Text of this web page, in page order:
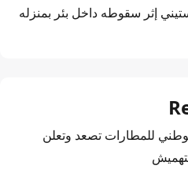
إثر سقوطه داخل بئر بمنزله
للمطارات تصعد وتعلن